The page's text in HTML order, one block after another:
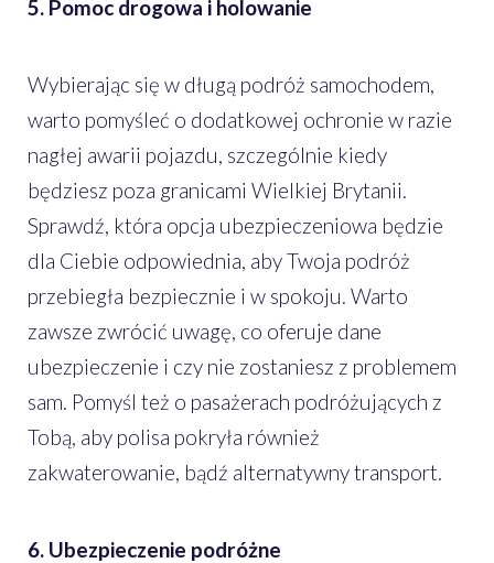
5. Pomoc drogowa i holowanie
Wybierając się w długą podróż samochodem,
warto pomyśleć o dodatkowej ochronie w razie
nagłej awarii pojazdu, szczególnie kiedy
będziesz poza granicami Wielkiej Brytanii.
Sprawdź, która opcja ubezpieczeniowa będzie
dla Ciebie odpowiednia, aby Twoja podróż
przebiegła bezpiecznie i w spokoju. Warto
zawsze zwrócić uwagę, co oferuje dane
ubezpieczenie i czy nie zostaniesz z problemem
sam. Pomyśl też o pasażerach podróżujących z
Tobą, aby polisa pokryła również
zakwaterowanie, bądź alternatywny transport.
6. Ubezpieczenie podróżne